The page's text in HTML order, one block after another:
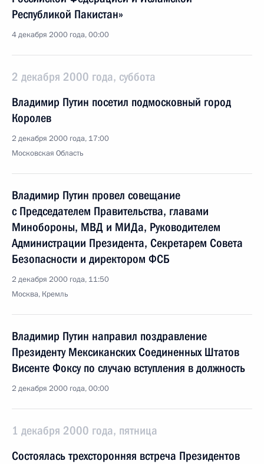
Республикой Пакистан»
4 декабря 2000 года, 00:00
2 декабря 2000 года, суббота
Владимир Путин посетил подмосковный город
Королев
2 декабря 2000 года, 17:00
Московская Область
Владимир Путин провел совещание
с Председателем Правительства, главами
Минобороны, МВД и МИДа, Руководителем
Администрации Президента, Секретарем Совета
Безопасности и директором ФСБ
2 декабря 2000 года, 11:50
Москва, Кремль
Владимир Путин направил поздравление
Президенту Мексиканских Соединенных Штатов
Висенте Фоксу по случаю вступления в должность
2 декабря 2000 года, 00:00
1 декабря 2000 года, пятница
Состоялась трехсторонняя встреча Президентов